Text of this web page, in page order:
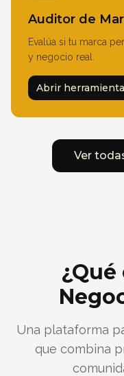
Auditor de
Evalúa si tu marca
y negocio real.
Abrir herramienta
Ver
Una plataforma
que combina